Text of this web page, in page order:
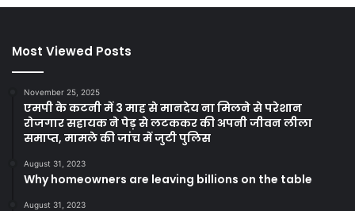
Most Viewed Posts
November 25, 2025
एमपी के कटनी में 3 माह से मानदेय ना मिलने से परेशान
रोजगार सहायक ने पेड़ से लटककर की अपनी जीवन लीला
समाप्त, मामले की जांच में जुटी पुलिस
August 31, 2023
Why homeowners are leaving billions on the table
August 31, 2023